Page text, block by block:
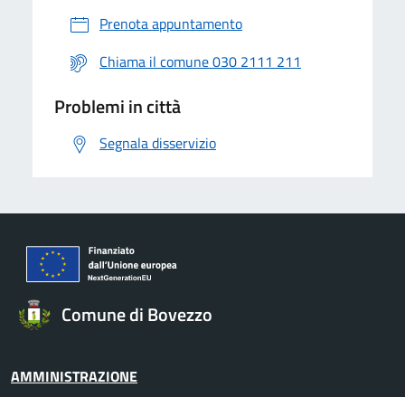
Prenota appuntamento
Chiama il comune 030 2111 211
Problemi in città
Segnala disservizio
Comune di Bovezzo
AMMINISTRAZIONE